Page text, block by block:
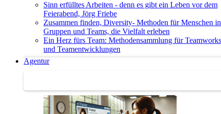
Sinn erfülltes Arbeiten - denn es gibt ein Leben vor dem
Feierabend, Jörg Friebe
Zusammen finden, Diversity- Methoden für Menschen in
Gruppen und Teams, die Vielfalt erleben
Ein Herz fürs Team: Methodensammlung für
und Teamentwicklungen
Agentur